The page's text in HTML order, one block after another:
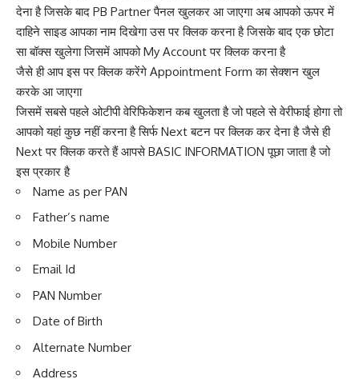
देना है जिसके बाद PB Partner पैनल खुलकर आ जाएगा अब आपको ऊपर में
दाहिने साइड आपका नाम दिखेगा उस पर क्लिक करना है जिसके बाद एक छोटा
सा बॉक्स खुलेगा जिसमें आपको My Account पर क्लिक करना है
जैसे ही आप इस पर क्लिक करेंगे Appointment Form का सेक्शन खुल
करके आ जाएगा
जिसमें सबसे पहले ओटीपी वेरिफिकेशन कब खुलता है जो पहले से वेरीफाई होगा तो
आपको यहां कुछ नहीं करना है सिर्फ Next बटन पर क्लिक कर देना है जैसे ही
Next पर क्लिक करते हैं आपसे BASIC INFORMATION पूछा जाता है जो
इस प्रकार है
Name as per PAN
Father’s name
Mobile Number
Email Id
PAN Number
Date of Birth
Alternate Number
Address